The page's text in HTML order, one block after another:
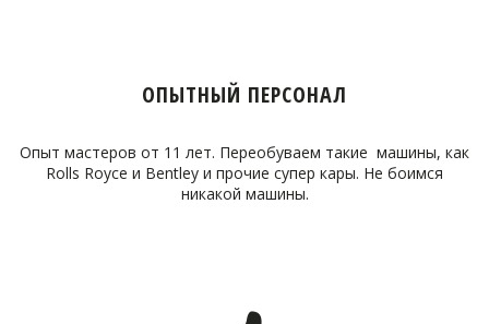
ОПЫТНЫЙ ПЕРСОНАЛ
Опыт мастеров от 11 лет. Переобуваем такие машины, как
Rolls Royce и Bentley и прочие супер кары. Не боимся
никакой машины.